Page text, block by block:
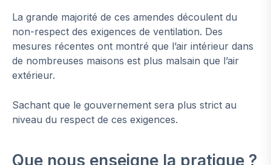
La grande majorité de ces amendes découlent du
non-respect des exigences de ventilation. Des
mesures récentes ont montré que l’air intérieur dans
de nombreuses maisons est plus malsain que l’air
extérieur.
Sachant que le gouvernement sera plus strict au
niveau du respect de ces exigences.
Que nous enseigne la pratique ?